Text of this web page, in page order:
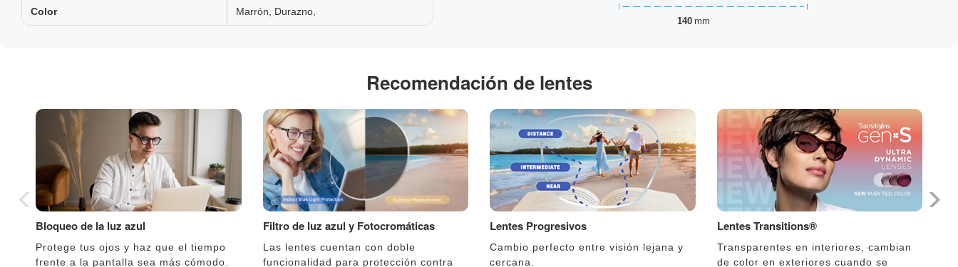
Color Marrón, Durazno,
140 mm
Recomendación de lentes
Bloqueo de la luz azul
Protege tus ojos y haz que el tiempo
frente a la pantalla sea más cómodo.
Filtro de luz azul y Fotocromáticas
Las lentes cuentan con doble
funcionalidad para protección contra
Lentes Progresivos
Cambio perfecto entre visión lejana y
cercana.
Lentes Transitions®
Transparentes en interiores, cambian
de color en exteriores cuando se